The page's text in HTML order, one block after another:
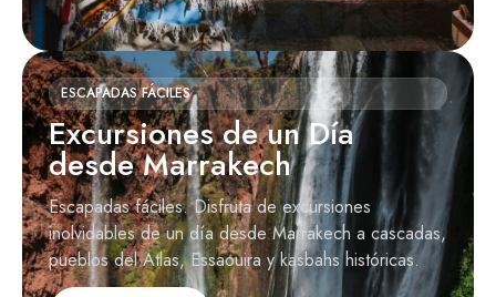
ESCAPADAS FÁCILES
Excursiones de un Día
desde Marrakech
Escapadas fáciles. Disfruta de excursiones
inolvidables de un día desde Marrakech a cascadas,
pueblos del Atlas, Essaouira y kasbahs históricas.